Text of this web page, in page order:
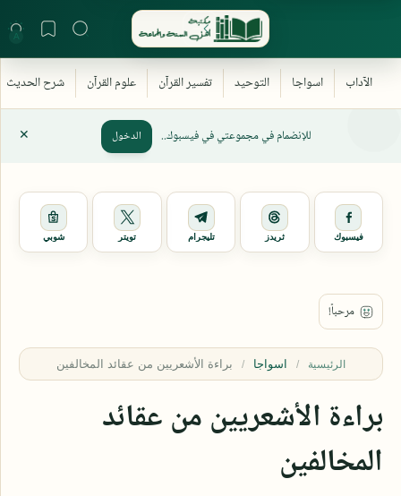
للإنضمام في مجموعتي في فيسبوك.. الدخول
فيسبوك ثريدز تليجرام تويتر شوبي
الرئيسية اسواجا
براءة الأشعريين من عقائد
المخالفين